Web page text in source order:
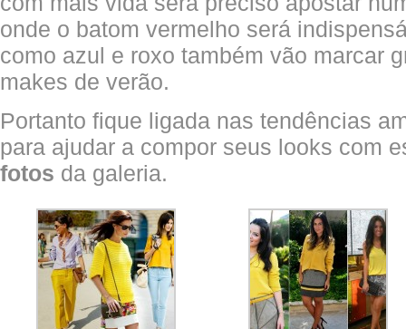
onde o batom vermelho será
como azul e roxo também vão marcar
makes de verão.
Portanto fique ligada nas tendências
para ajudar a compor seus looks com
fotos da galeria.